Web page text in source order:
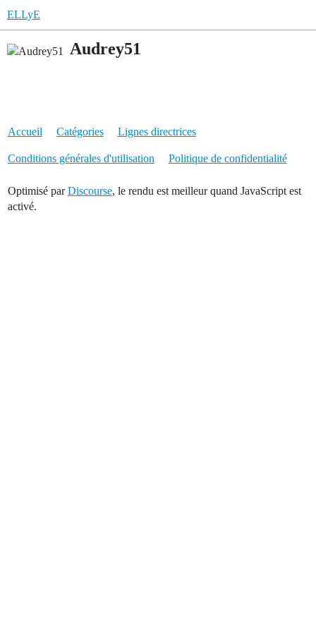
ELLyE
Audrey51
Accueil Catégories Lignes directrices
Conditions générales d'utilisation Politique de confidentialité
Optimisé parDiscourse, le rendu est meilleur quand JavaScript est
activé.